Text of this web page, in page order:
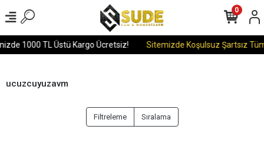
1000 TL Üstü Kargo Ücretsiz! Sitemizde Koşulsuz Şartsız Tüm
0
ucuzcuyuzavm
Filtreleme Sıralama